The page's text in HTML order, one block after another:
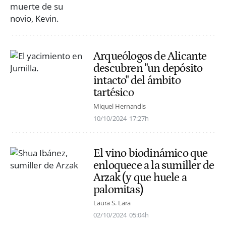
Arqueólogos de Alicante
descubren "un depósito
intacto" del ámbito
tartésico
Miquel Hernandis
10/10/2024 17:27h
El vino biodinámico que
enloquece a la sumiller de
Arzak (y que huele a
palomitas)
Laura S. Lara
02/10/2024 05:04h